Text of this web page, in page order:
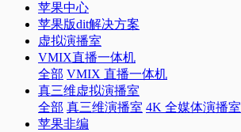
苹果中心
苹果版dit解决方案
虚拟演播室
VMIX直播一体机
全部 VMIX 直播一体机
真三维虚拟演播室
全部 真三维演播室 4K 全媒体演播室
苹果非编